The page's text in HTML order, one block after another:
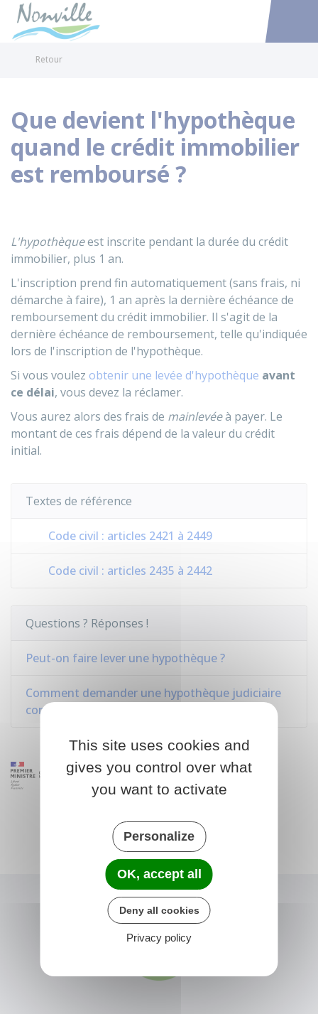
Accéder
Retour
Que devient l'hypothèque
quand le crédit immobilier
est remboursé ?
L'hypothèqueest inscrite pendant la durée du crédit
immobilier, plus 1 an.
L'inscription prend fin automatiquement (sans frais, ni
démarche à faire), 1 an après la dernière échéance de
remboursement du crédit immobilier. Il s'agit de la
dernière échéance de remboursement, telle qu'indiquée
lors de l'inscription de l'hypothèque.
Si vous voulez obtenir une levée d'hypothèque avant
ce délai, vous devez la réclamer.
Vous aurez alors des frais de mainlevéeà payer. Le
montant de ces frais dépend de la valeur du crédit
initial.
Textes de référence
Code civil : articles 2421 à 2449
Code civil : articles 2435 à 2442
Questions ? Réponses !
Peut-on faire lever une hypothèque ?
Comment demander une hypothèque judiciaire
conservatoire ?
This site uses cookies and
gives you control over what
you want to activate
Personalize
OK, accept all
Deny all cookies
Privacy policy